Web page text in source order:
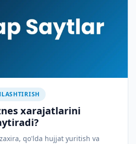
xarajatlarini
qo'lda hujjat yuritish va